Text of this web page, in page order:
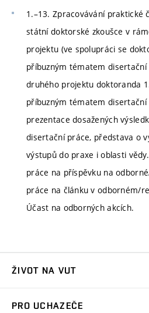
1.–13. Zpracovávání praktické
státní doktorské zkoušce v
projektu (ve spolupráci se
příbuzným tématem
druhého projektu doktoranda
příbuzným tématem
prezentace dosažených
disertační práce, představa o
výstupů do praxe i oblasti
práce na příspěvku na
práce na článku v odborném/
Účast na odborných akcích.
ŽIVOT NA VUT
PRO UCHAZEČE